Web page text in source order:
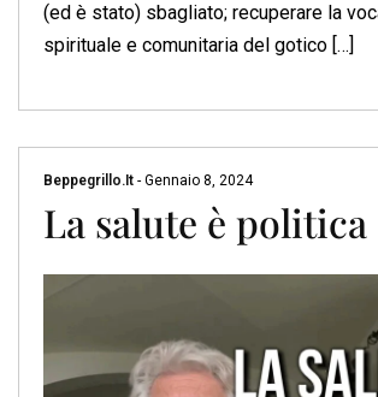
(ed è stato) sbagliato; recuperare la
spirituale e comunitaria del gotico […]
Beppegrillo.it - Gennaio 8, 2024
La salute è politica